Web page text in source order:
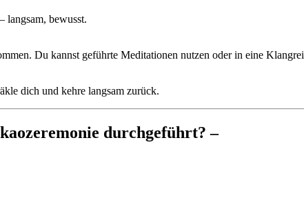
langsam, bewusst.
Du kannst geführte Meditationen nutzen oder in eine
dich und kehre langsam zurück.
durchgeführt? –